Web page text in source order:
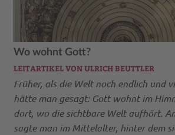
Wo wohnt Gott?
LEITARTIKEL VON ULRICH BEUTTLER
Früher, als die Welt noch endlich und
hätte man gesagt: Gott wohnt im
dort, wo die sichtbare Welt aufhört.
sagte man im Mittelalter, hinter dem